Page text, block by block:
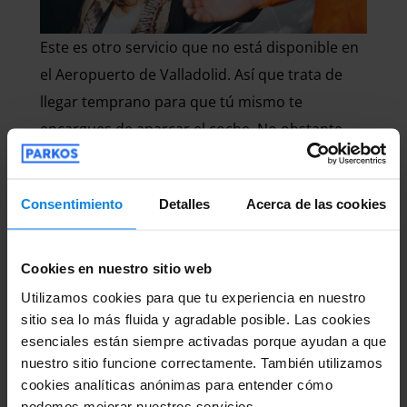
Consentimiento Detalles Acerca de las cookies
Cookies en nuestro sitio web
Utilizamos cookies para que tu experiencia en nuestro
sitio sea lo más fluida y agradable posible. Las cookies
esenciales están siempre activadas porque ayudan a que
nuestro sitio funcione correctamente. También utilizamos
cookies analíticas anónimas para entender cómo
Este es otro servicio que no está disponible en
el Aeropuerto de Valladolid. Así que trata de
llegar temprano para que tú mismo te
encargues de aparcar el coche. No obstante,
tampoco es que sea indispensable, ya que el
es muy sencillo acceder a las plazas
Solo recuerda reservar con antelación y
cuando llegues retira tu ticket y deja el coche
en cualquiera de las plazas libres.